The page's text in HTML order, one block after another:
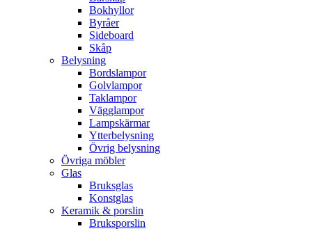
Bokhyllor
Byråer
Sideboard
Skåp
Belysning
Bordslampor
Golvlampor
Taklampor
Vägglampor
Lampskärmar
Ytterbelysning
Övrig belysning
Övriga möbler
Glas
Bruksglas
Konstglas
Keramik & porslin
Bruksporslin